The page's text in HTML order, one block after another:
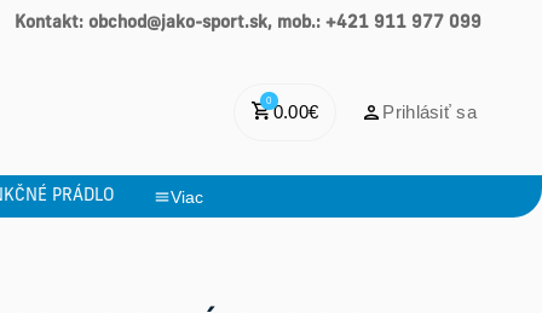
Kontakt: obchod@jako-sport.sk, mob.: +421 911 977 099
0
0.00€ Prihlásiť sa
PRÁDLO Viac